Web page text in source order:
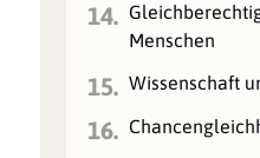
14.
Menschen
15. Wissenschaft
16.